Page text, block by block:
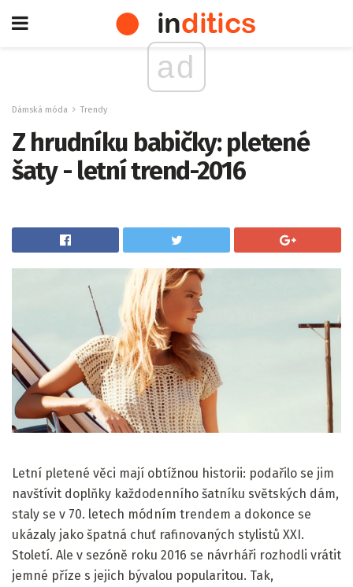
ad
Dámská móda Trendy
Z hrudníku babičky: pletené
šaty - letní trend-2016
Letní pletené věci mají obtížnou historii: podařilo se jim
navštívit doplňky každodenního šatníku světských dám,
staly se v 70. letech módním trendem a dokonce se
ukázaly jako špatná chuť rafinovaných stylistů XXI.
Století. Ale v sezóně roku 2016 se návrháři rozhodli vrátit
jemné příze s jejich bývalou popularitou. Tak,